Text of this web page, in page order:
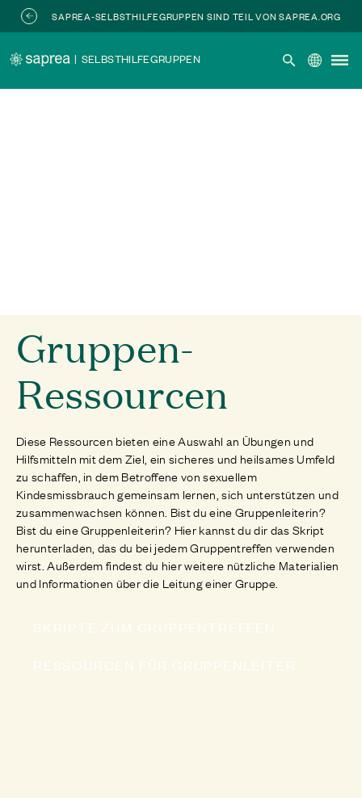
Zum Hauptinhalt springen
SAPREA-SELBSTHILFEGRUPPEN SIND TEIL VON SAPREA.ORG
| SELBSTHILFEGRUPPEN
Gruppen-
Ressourcen
Diese Ressourcen bieten eine Auswahl an Übungen und
Hilfsmitteln mit dem Ziel, ein sicheres und heilsames Umfeld
zu schaffen, in dem Betroffene von sexuellem
Kindesmissbrauch gemeinsam lernen, sich unterstützen und
zusammenwachsen können. Bist du eine Gruppenleiterin?
Bist du eine Gruppenleiterin? Hier kannst du dir das Skript
herunterladen, das du bei jedem Gruppentreffen verwenden
wirst. Außerdem findest du hier weitere nützliche Materialien
und Informationen über die Leitung einer Gruppe.